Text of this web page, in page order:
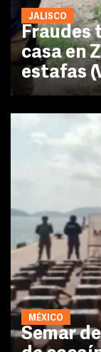
JALISCO
Fraudes
casa en
estafas
MÉXICO
Semar